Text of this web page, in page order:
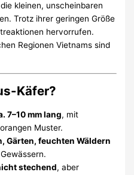
kleinen, unscheinbaren
Trotz ihrer geringen Größe
hervorrufen.
Regionen Vietnams sind
Käfer?
7–10 mm lang, mit
Muster.
Gärten, feuchten Wäldern
stechend, aber